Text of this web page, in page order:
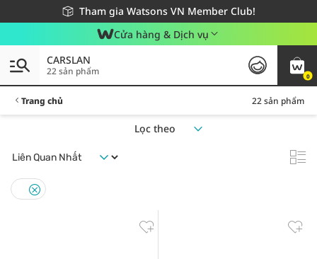
Tham gia Watsons VN Member Club!
Miễn phí giao hàng cho đơn hàng từ 249,000Đ
Giao hàng nhanh 24h - Áp dụng khu vực TP. Hồ Chí Minh
Cửa hàng & Dịch vụ
0
CARSLAN
22 sản phẩm
Trang chủ 22 sản phẩm
Lọc theo